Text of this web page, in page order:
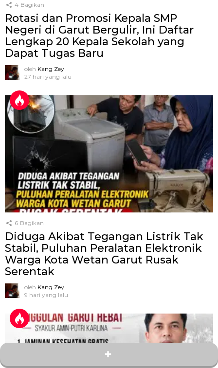
4 Bagikan
Rotasi dan Promosi Kepala SMP
Negeri di Garut Bergulir, Ini Daftar
Lengkap 20 Kepala Sekolah yang
Dapat Tugas Baru
oleh Kang Zey
27 hari yang lalu
6 Bagikan
Diduga Akibat Tegangan Listrik Tak
Stabil, Puluhan Peralatan Elektronik
Warga Kota Wetan Garut Rusak
Serentak
oleh Kang Zey
9 hari yang lalu